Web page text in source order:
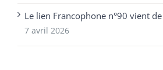
Le lien Francophone n°90 vient
7 avril 2026